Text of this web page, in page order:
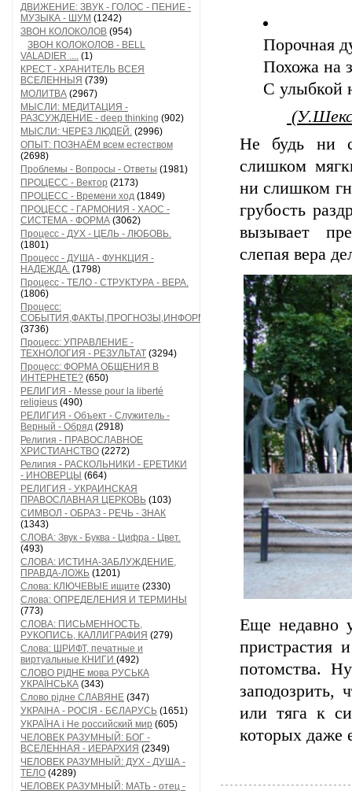
ДВИЖЕНИЕ: ЗВУК - ГОЛОС - ПЕНИЕ -
МУЗЫКА - ШУМ (1242)
ЗВОН КОЛОКОЛОВ (954)
ЗВОН КОЛОКОЛОВ - BELL
VALADIER .... (1)
КРЕСТ - ХРАНИТЕЛЬ ВСЕЯ
ВСЕЛЕННЫЯ (739)
МОЛИТВА (2967)
МЫСЛИ: МЕДИТАЦИЯ -
РАЗСУЖДЕНИЕ - deep thinking (902)
МЫСЛИ: ЧЕРЕЗ ЛЮДЕЙ. (2996)
ОПЫТ: ПОЗНАЁМ всем естеством
(2698)
Проблемы - Вопросы - Ответы (1981)
ПРОЦЕСС - Вектор (2173)
ПРОЦЕСС - Времени ход (1849)
ПРОЦЕСС - ГАРМОНИЯ - ХАОС -
СИСТЕМА - ФОРМА (3062)
Процесс - ДУХ - ЦЕЛЬ - ЛЮБОВЬ.
(1801)
Процесс - ДУША - ФУНКЦИЯ -
НАДЕЖДА. (1798)
Процесс - ТЕЛО - СТРУКТУРА - ВЕРА.
(1806)
Процесс:
СОБЫТИЯ,ФАКТЫ,ПРОГНОЗЫ,ИНФОРМАЦИЯ
(3736)
Процесс: УПРАВЛЕНИЕ -
ТЕХНОЛОГИЯ - РЕЗУЛЬТАТ (3294)
Процесс: ФОРМА ОБЩЕНИЯ В
ИНТЕРНЕТЕ? (650)
РЕЛИГИЯ - Messe pour la liberté
religieus (490)
РЕЛИГИЯ - Объект - Служитель -
Верный - Обряд (2918)
Религия - ПРАВОСЛАВНОЕ
ХРИСТИАНСТВО (2272)
Религия - РАСКОЛЬНИКИ - ЕРЕТИКИ
- ИНОВЕРЦЫ (664)
РЕЛИГИЯ - УКРАИНСКАЯ
ПРАВОСЛАВНАЯ ЦЕРКОВЬ (103)
СИМВОЛ - ОБРАЗ - РЕЧЬ - ЗНАК
(1343)
СЛОВА: Звук - Буква - Цифра - Цвет.
(493)
СЛОВА: ИСТИНА-ЗАБЛУЖДЕНИЕ,
ПРАВДА-ЛОЖЬ (1201)
Слова: КЛЮЧЕВЫЕ ищите (2330)
Слова: ОПРЕДЕЛЕНИЯ И ТЕРМИНЫ
(773)
СЛОВА: ПИСЬМЕННОСТЬ,
РУКОПИСЬ, КАЛЛИГРАФИЯ (279)
Слова: ШРИФТ, печатные и
виртуальные КНИГИ (492)
СЛОВО РІДНЕ мова РУСЬКА
УКРАЇНСЬКА (343)
Слово рідне СЛАВЯНЕ (347)
УКРАІНА - РОСІЯ - БЄЛАРУСЬ (1651)
УКРАЇНА і Не российский мир (605)
ЧЕЛОВЕК РАЗУМНЫЙ: БОГ -
ВСЕЛЕННАЯ - ИЕРАРХИЯ (2349)
ЧЕЛОВЕК РАЗУМНЫЙ: ДУХ - ДУША -
ТЕЛО (4289)
ЧЕЛОВЕК РАЗУМНЫЙ: МАТЬ - отец -
Порочная
Похожа на
С улыбкой
Не будь ни
слишком
ни слишком
грубость
вызывает
слепая вера
Еще недавно
пристрастия
потомства.
заподозрить,
или тяга к
которых даже